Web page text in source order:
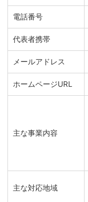
電話番号
代表者携帯
メールアドレス
ホームページURL
主な事業内容
主な対応地域